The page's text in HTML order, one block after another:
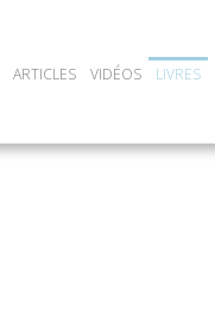
ARTICLES VIDÉOS LIVRES